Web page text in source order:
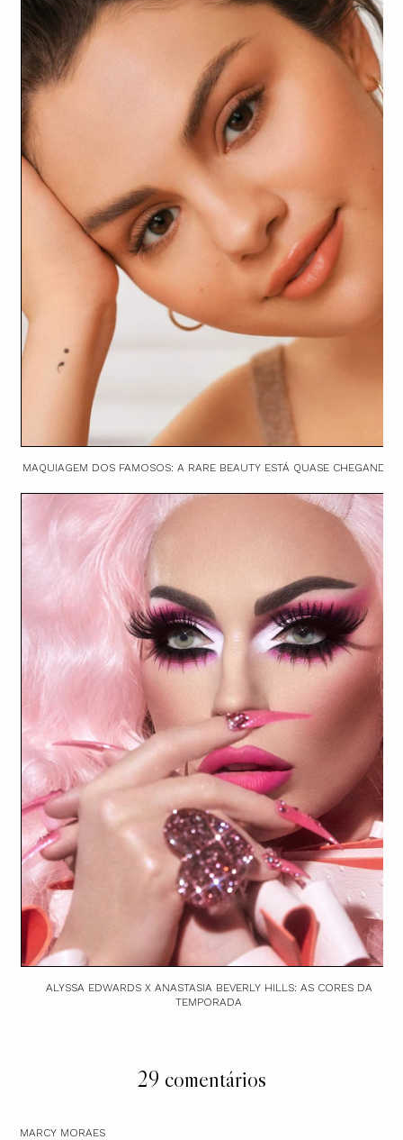
MAQUIAGEM DOS FAMOSOS: A RARE BEAUTY ESTÁ QUASE CHEGANDO
ALYSSA EDWARDS X ANASTASIA BEVERLY HILLS: AS CORES DA
TEMPORADA
29 comentários
MARCY MORAES